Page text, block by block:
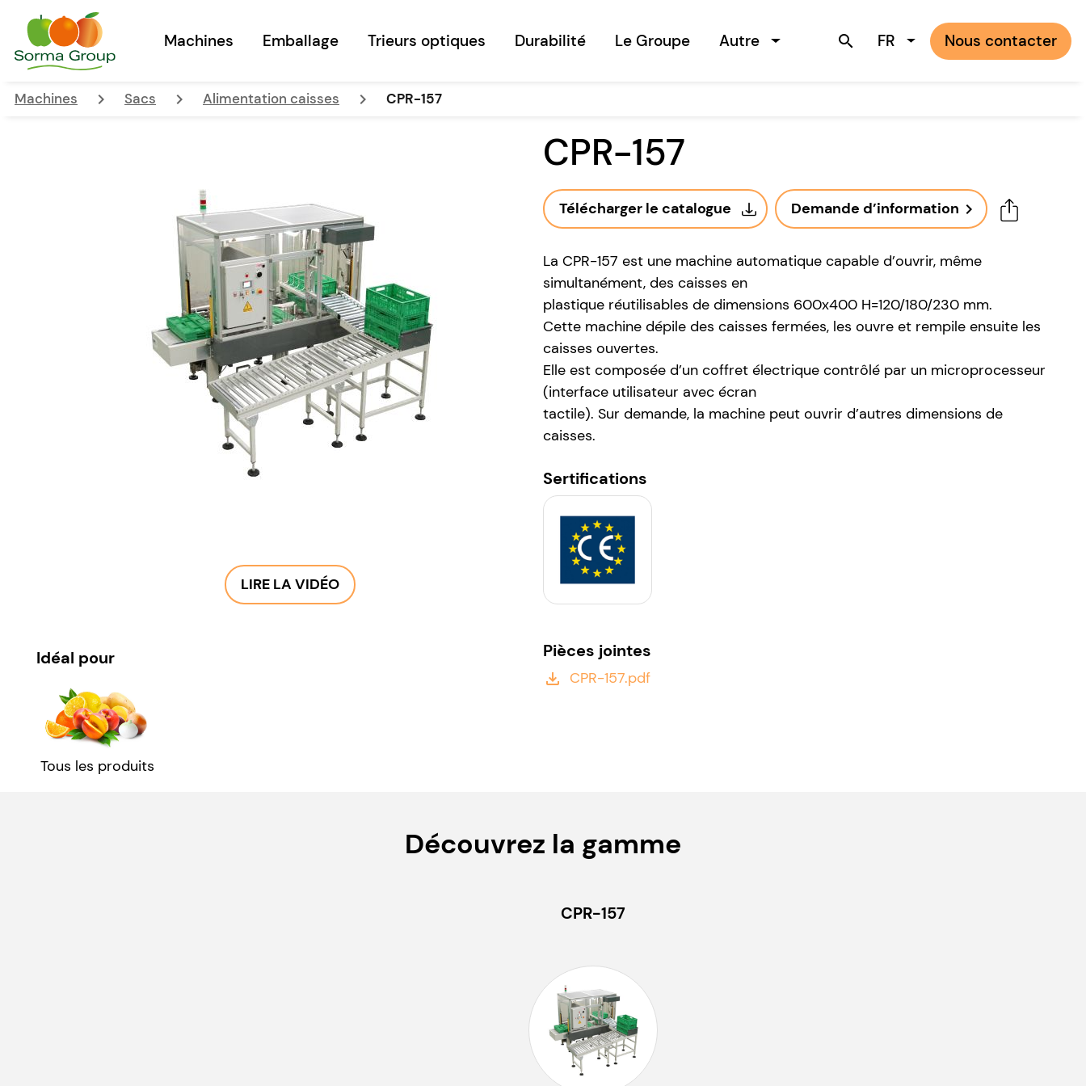
Machines Emballage Trieurs optiques Durabilité Le Groupe Autre search FR Nous contacter
Machines keyboard_arrow_right Sacs keyboard_arrow_right Alimentation caisses keyboard_arrow_right CPR-157
LIRE LA VIDÉO
Idéal pour
Tous les produits
CPR-157
Télécharger le catalogue Demande d’information navigate_next
La CPR-157 est une machine automatique capable d’ouvrir, même
simultanément, des caisses en
plastique réutilisables de dimensions 600x400 H=120/180/230 mm.
Cette machine dépile des caisses fermées, les ouvre et rempile ensuite les
caisses ouvertes.
Elle est composée d’un coffret électrique contrôlé par un microprocesseur
(interface utilisateur avec écran
tactile). Sur demande, la machine peut ouvrir d’autres dimensions de
caisses.
Sertifications
Pièces jointes
file_download CPR-157.pdf
Découvrez la gamme
CPR-157